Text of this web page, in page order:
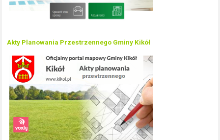
Akty Planowania Przestrzennego Gminy Kikół